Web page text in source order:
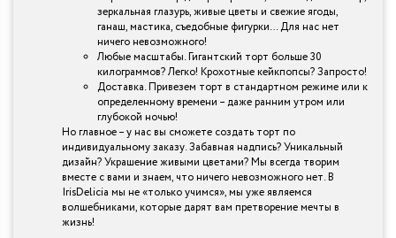
зеркальная глазурь, живые цветы и свежие ягоды,
ганаш, мастика, съедобные фигурки… Для нас нет
ничего невозможного!
Любые масштабы. Гигантский торт больше 30
килограммов? Легко! Крохотные кейкпопсы? Запросто!
Доставка. Привезем торт в стандартном режиме или к
определенному времени – даже ранним утром или
глубокой ночью!
Но главное – у нас вы сможете создать торт по
индивидуальному заказу. Забавная надпись? Уникальный
дизайн? Украшение живыми цветами? Мы всегда творим
вместе с вами и знаем, что ничего невозможного нет. В
IrisDelicia мы не «только учимся», мы уже являемся
волшебниками, которые дарят вам претворение мечты в
жизнь!